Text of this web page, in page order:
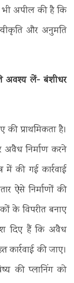
भी अपील की है कि
और अनुमति
अवश्य लें- बंशीधर
की प्राथमिकता है।
अवैध निर्माण करने
में की गई कार्रवाई
ऐसे निर्माणों की
के विपरीत बनाए
दिए हैं कि अवैध
की जाए।
की प्लानिंग को